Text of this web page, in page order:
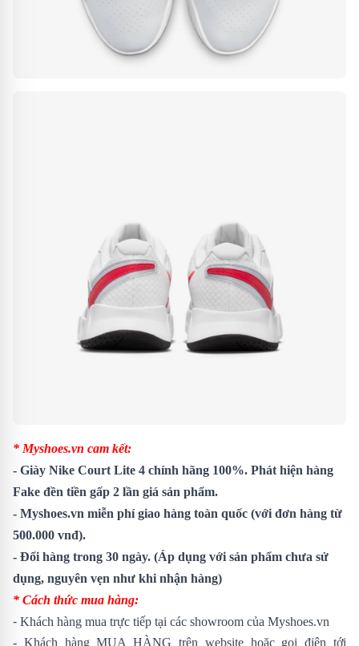
* Myshoes.vn cam kết:
- Giày Nike Court Lite 4 chính hãng 100%. Phát hiện hàng
Fake đền tiền gấp 2 lần giá sản phẩm.
- Myshoes.vn miễn phí giao hàng toàn quốc (với đơn hàng từ
500.000 vnđ).
- Đổi hàng trong 30 ngày. (Áp dụng với sản phẩm chưa sử
dụng, nguyên vẹn như khi nhận hàng)
* Cách thức mua hàng:
- Khách hàng mua trực tiếp tại các showroom của Myshoes.vn
- Khách hàng MUA HÀNG trên website hoặc gọi điện tới